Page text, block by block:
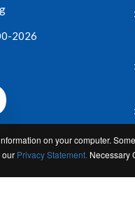
2026
on your computer.
our Privacy Statement. Necessary